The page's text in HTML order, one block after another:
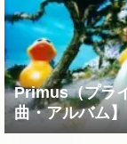
Primus（プラ
曲・アルバム】